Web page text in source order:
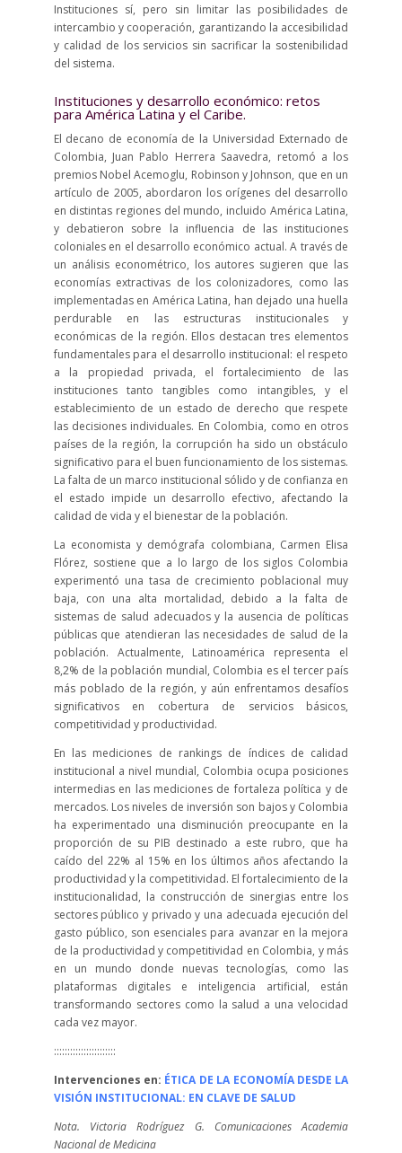
Instituciones sí, pero sin limitar las posibilidades de
intercambio y cooperación, garantizando la accesibilidad
y calidad de los servicios sin sacrificar la sostenibilidad
del sistema.
Instituciones y desarrollo económico: retos
para América Latina y el Caribe.
El decano de economía de la Universidad Externado de
Colombia, Juan Pablo Herrera Saavedra, retomó a los
premios Nobel Acemoglu, Robinson y Johnson, que en un
artículo de 2005, abordaron los orígenes del desarrollo
en distintas regiones del mundo, incluido América Latina,
y debatieron sobre la influencia de las instituciones
coloniales en el desarrollo económico actual. A través de
un análisis econométrico, los autores sugieren que las
economías extractivas de los colonizadores, como las
implementadas en América Latina, han dejado una huella
perdurable en las estructuras institucionales y
económicas de la región. Ellos destacan tres elementos
fundamentales para el desarrollo institucional: el respeto
a la propiedad privada, el fortalecimiento de las
instituciones tanto tangibles como intangibles, y el
establecimiento de un estado de derecho que respete
las decisiones individuales. En Colombia, como en otros
países de la región, la corrupción ha sido un obstáculo
significativo para el buen funcionamiento de los sistemas.
La falta de un marco institucional sólido y de confianza en
el estado impide un desarrollo efectivo, afectando la
calidad de vida y el bienestar de la población.
La economista y demógrafa colombiana, Carmen Elisa
Flórez, sostiene que a lo largo de los siglos Colombia
experimentó una tasa de crecimiento poblacional muy
baja, con una alta mortalidad, debido a la falta de
sistemas de salud adecuados y la ausencia de políticas
públicas que atendieran las necesidades de salud de la
población. Actualmente, Latinoamérica representa el
8,2% de la población mundial, Colombia es el tercer país
más poblado de la región, y aún enfrentamos desafíos
significativos en cobertura de servicios básicos,
competitividad y productividad.
En las mediciones de rankings de índices de calidad
institucional a nivel mundial, Colombia ocupa posiciones
intermedias en las mediciones de fortaleza política y de
mercados. Los niveles de inversión son bajos y Colombia
ha experimentado una disminución preocupante en la
proporción de su PIB destinado a este rubro, que ha
caído del 22% al 15% en los últimos años afectando la
productividad y la competitividad. El fortalecimiento de la
institucionalidad, la construcción de sinergias entre los
sectores público y privado y una adecuada ejecución del
gasto público, son esenciales para avanzar en la mejora
de la productividad y competitividad en Colombia, y más
en un mundo donde nuevas tecnologías, como las
plataformas digitales e inteligencia artificial, están
transformando sectores como la salud a una velocidad
cada vez mayor.
:::::::::::::::::::::::
Intervenciones en: ÉTICA DE LA ECONOMÍA DESDE LA
VISIÓN INSTITUCIONAL: EN CLAVE DE SALUD
Nota. Victoria Rodríguez G. Comunicaciones Academia
Nacional de Medicina